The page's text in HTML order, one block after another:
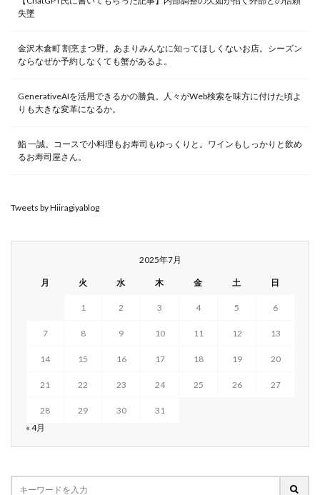
失墜
金沢木倉町 割烹まつ野。あまりみんなに知ってほしくないお店。シーズン
ならなぜか予約しなくても蟹があるよ。
GenerativeAIを活用できるかの勝負。人々がWeb検索を味方に付けた頃よ
りも大きな変革になるか。
鮨 一誠。コースで小料理もお寿司もゆっくりと。ワインもしっかりと飲め
るお寿司屋さん。
Tweets by Hiiragiyablog
2025年7月
月 火 水 木 金 土 日
1 2 3 4 5 6
7 8 9 10 11 12 13
14 15 16 17 18 19 20
21 22 23 24 25 26 27
28 29 30
31
« 4月